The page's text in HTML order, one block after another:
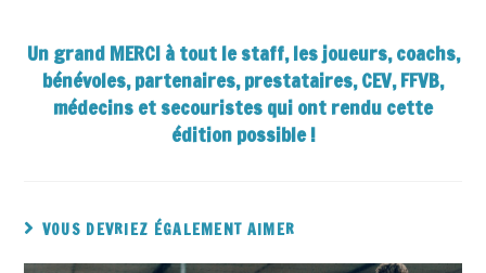
Un grand MERCI à tout le staff, les joueurs, coachs,
bénévoles, partenaires, prestataires, CEV, FFVB,
médecins et secouristes qui ont rendu cette
édition possible !
VOUS DEVRIEZ ÉGALEMENT AIMER